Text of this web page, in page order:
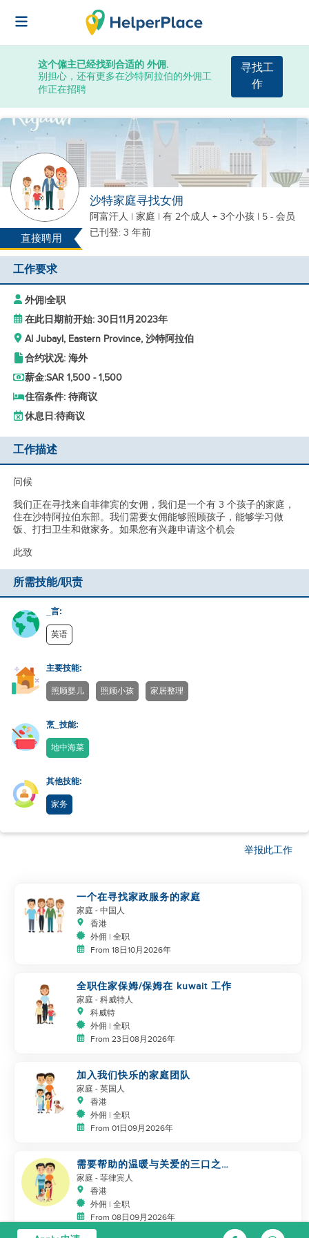
这个僱主已经找到合适的 外佣.
别担心，还有更多在沙特阿拉伯的外佣工
作正在招聘
寻找工
作
直接聘用
沙特家庭寻找女佣
阿富汗人 | 家庭 | 有 2个成人 + 3个小孩 | 5 - 会员
已刊登: 3 年前
工作要求
外佣|全职
在此日期前开始: 30日11月2023年
Al Jubayl, Eastern Province, 沙特阿拉伯
合约状况: 海外
薪金:SAR 1,500 - 1,500
住宿条件: 待商议
休息日:待商议
工作描述
问候
我们正在寻找来自菲律宾的女佣，我们是一个有 3 个孩子的家庭，
住在沙特阿拉伯东部。我们需要女佣能够照顾孩子，能够学习做
饭、打扫卫生和做家务。如果您有兴趣申请这个机会
此致
所需技能/职责
_言:
英语
主要技能:
照顾婴儿 照顾小孩 家居整理
烹_技能:
地中海菜
其他技能:
家务
举报此工作
一个在寻找家政服务的家庭
家庭 - 中国人
香港
外佣 | 全职
From 18日10月2026年
全职住家保姆/保姆在 kuwait 工作
家庭 - 科威特人
科威特
外佣 | 全职
From 23日08月2026年
加入我们快乐的家庭团队
家庭 - 英国人
香港
外佣 | 全职
From 01日09月2026年
需要帮助的温暖与关爱的三口之家
+ 猫
家庭 - 菲律宾人
香港
外佣 | 全职
From 08日09月2026年